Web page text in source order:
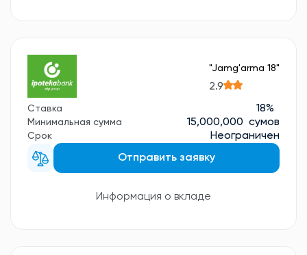
"Jamg'arma 18"
2.9
Ставка 18%
Минимальная сумма 15,000,000 сумов
Срок
Неограничен
Отправить заявку
Информация о вкладе